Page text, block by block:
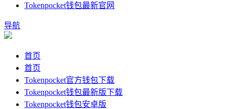
Tokenpocket钱包最新官网
导航
首页
首页
Tokenpocket官方钱包下载
Tokenpocket钱包最新版下载
Tokenpocket钱包安卓版